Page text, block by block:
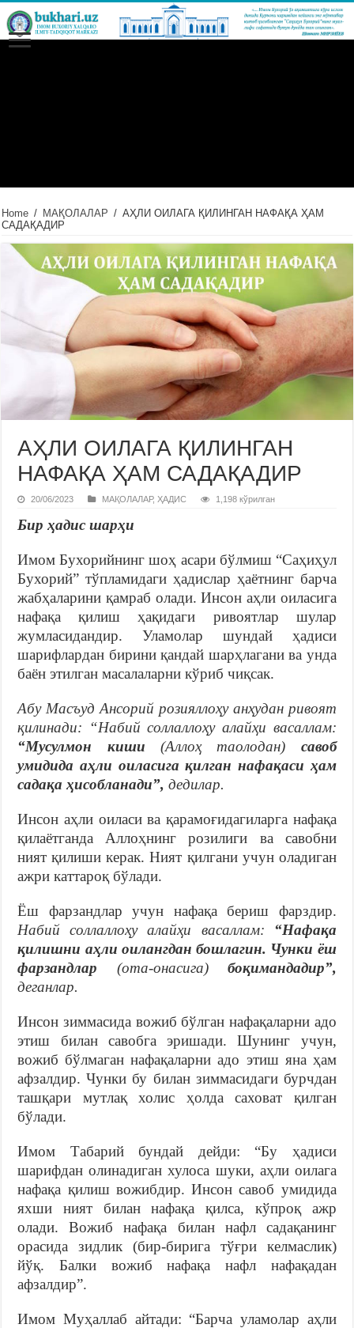
Home / МАҚОЛАЛАР / АҲЛИ ОИЛАГА ҚИЛИНГАН НАФАҚА ҲАМ
САДАҚАДИР
АҲЛИ ОИЛАГА ҚИЛИНГАН
НАФАҚА ҲАМ САДАҚАДИР
20/06/2023 МАҚОЛАЛАР,ҲАДИС 1,198 кўрилган
Бир ҳадис шарҳи
Имом Бухорийнинг шоҳ асари бўлмиш “Саҳиҳул
Бухорий” тўпламидаги ҳадислар ҳаётнинг барча
жабҳаларини қамраб олади. Инсон аҳли оиласига
нафақа қилиш ҳақидаги ривоятлар шулар
жумласидандир. Уламолар шундай ҳадиси
шарифлардан бирини қандай шарҳлагани ва унда
баён этилган масалаларни кўриб чиқсак.
Абу Масъуд Ансорий розияллоҳу анҳудан ривоят
қилинади: “Набий соллаллоҳу алайҳи васаллам:
“Мусулмон киши (Аллоҳ таолодан) савоб
умидида аҳли оиласига қилган нафақаси ҳам
садақа ҳисобланади”, дедилар.
Инсон аҳли оиласи ва қарамоғидагиларга нафақа
қилаётганда Аллоҳнинг розилиги ва савобни
ният қилиши керак. Ният қилгани учун оладиган
ажри каттароқ бўлади.
Ёш фарзандлар учун нафақа бериш фарздир.
Набий соллаллоҳу алайҳи васаллам: “Нафақа
қилишни аҳли оилангдан бошлагин. Чунки ёш
фарзандлар (ота-онасига) боқимандадир”,
деганлар.
Инсон зиммасида вожиб бўлган нафақаларни адо
этиш билан савобга эришади. Шунинг учун,
вожиб бўлмаган нафақаларни адо этиш яна ҳам
афзалдир. Чунки бу билан зиммасидаги бурчдан
ташқари мутлақ холис ҳолда саховат қилган
бўлади.
Имом Табарий бундай дейди: “Бу ҳадиси
шарифдан олинадиган хулоса шуки, аҳли оилага
нафақа қилиш вожибдир. Инсон савоб умидида
яхши ният билан нафақа қилса, кўпроқ ажр
олади. Вожиб нафақа билан нафл садақанинг
орасида зидлик (бир-бирига тўғри келмаслик)
йўқ. Балки вожиб нафақа нафл нафақадан
афзалдир”.
Имом Муҳаллаб айтади: “Барча уламолар аҳли